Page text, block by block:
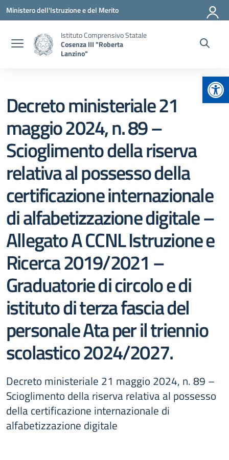
Vai ai contenuti
Vai al menu di navigazione
Vai al footer
Ministero dell'Istruzione e del Merito
Istituto Comprensivo Statale
Cosenza III "Roberta
Lanzino"
Decreto ministeriale 21
maggio 2024, n. 89 –
Scioglimento della riserva
relativa al possesso della
certificazione internazionale
di alfabetizzazione digitale –
Allegato A CCNL Istruzione e
Ricerca 2019/2021 –
Graduatorie di circolo e di
istituto di terza fascia del
personale Ata per il triennio
scolastico 2024/2027.
Decreto ministeriale 21 maggio 2024, n. 89 –
Scioglimento della riserva relativa al possesso
della certificazione internazionale di
alfabetizzazione digitale